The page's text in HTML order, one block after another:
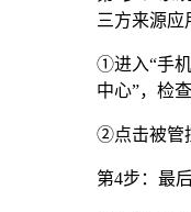
三方来源应
①进入“手机
中心”，检
②点击被管
第4步：最